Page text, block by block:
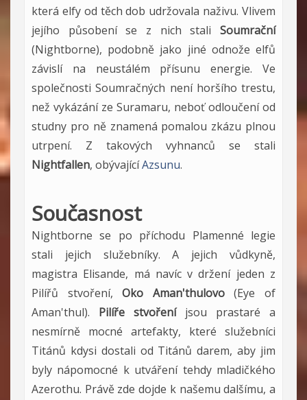
která elfy od těch dob udržovala naživu. Vlivem
jejího působení se z nich stali Soumrační
(Nightborne), podobně jako jiné odnože elfů
závislí na neustálém přísunu energie. Ve
společnosti Soumračných není horšího trestu,
než vykázání ze Suramaru, neboť odloučení od
studny pro ně znamená pomalou zkázu plnou
utrpení. Z takových vyhnanců se stali
Nightfallen, obývajícíAzsunu.
Současnost
Nightborne se po příchodu Plamenné legie
stali jejich služebníky. A jejich vůdkyně,
magistra Elisande, má navíc v držení jeden z
Pilířů stvoření,Oko Aman'thulovo(Eye of
Aman'thul). Pilíře stvořeníjsou prastaré a
nesmírně mocné artefakty, které služebníci
Titánů kdysi dostali od Titánů darem, aby jim
byly nápomocné k utváření tehdy mladičkého
Azerothu. Právě zde dojde k našemu dalšímu, a